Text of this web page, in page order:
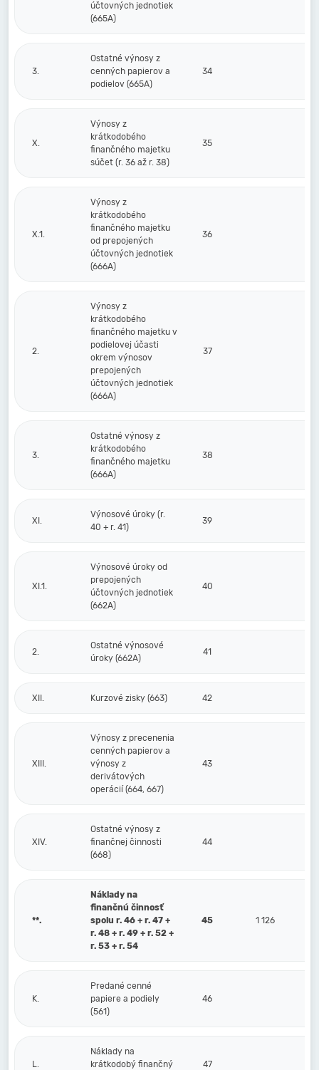
účtovných jednotiek
(665A)
3.
Ostatné výnosy z
cenných papierov a
podielov (665A)
34
X.
Výnosy z
krátkodobého
finančného majetku
súčet (r. 36 až r. 38)
35
X.1.
Výnosy z
krátkodobého
finančného majetku
od prepojených
účtovných jednotiek
(666A)
36
2.
Výnosy z
krátkodobého
finančného majetku v
podielovej účasti
okrem výnosov
prepojených
účtovných jednotiek
(666A)
37
3.
Ostatné výnosy z
krátkodobého
finančného majetku
(666A)
38
XI.
Výnosové úroky (r.
40 + r. 41)
39
XI.1.
Výnosové úroky od
prepojených
účtovných jednotiek
(662A)
40
2.
Ostatné výnosové
úroky (662A)
41
XII. Kurzové zisky (663) 42
XIII.
Výnosy z precenenia
cenných papierov a
výnosy z
derivátových
operácií (664, 667)
43
XIV.
Ostatné výnosy z
finančnej činnosti
(668)
44
**.
Náklady na
finančnú činnosť
spolu r. 46 + r. 47 +
r. 48 + r. 49 + r. 52 +
r. 53 + r. 54
45 1 126
K.
Predané cenné
papiere a podiely
(561)
46
L.
Náklady na
krátkodobý finančný
47